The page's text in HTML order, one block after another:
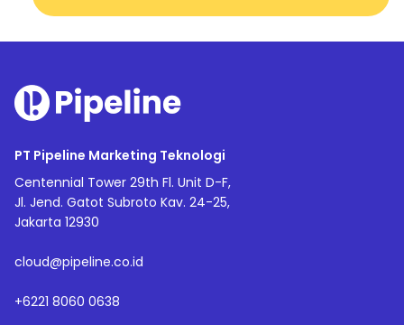
PT Pipeline Marketing Teknologi
Centennial Tower 29th Fl. Unit D-F,
Jl. Jend. Gatot Subroto Kav. 24-25,
Jakarta 12930
cloud@pipeline.co.id
+6221 8060 0638